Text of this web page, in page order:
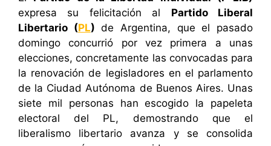
expresa su felicitación al Partido Liberal
Libertario (PL) de Argentina, que el pasado
domingo concurrió por vez primera a unas
elecciones, concretamente las convocadas para
la renovación de legisladores en el parlamento
de la Ciudad Autónoma de Buenos Aires. Unas
siete mil personas han escogido la papeleta
electoral del PL, demostrando que el
liberalismo libertario avanza y se consolida